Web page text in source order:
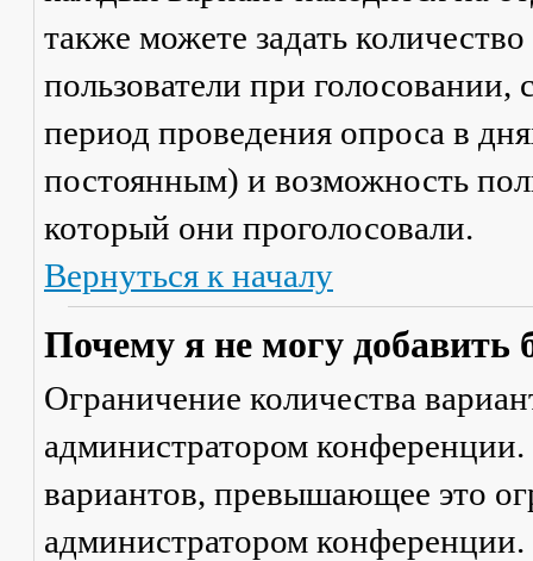
также можете задать
пользователи при
период проведения опроса в
постоянным) и возможность
который они проголосовали.
Вернуться к началу
Почему я не могу добавить
Ограничение количества
администратором
вариантов, превышающее это
администратором конференции.